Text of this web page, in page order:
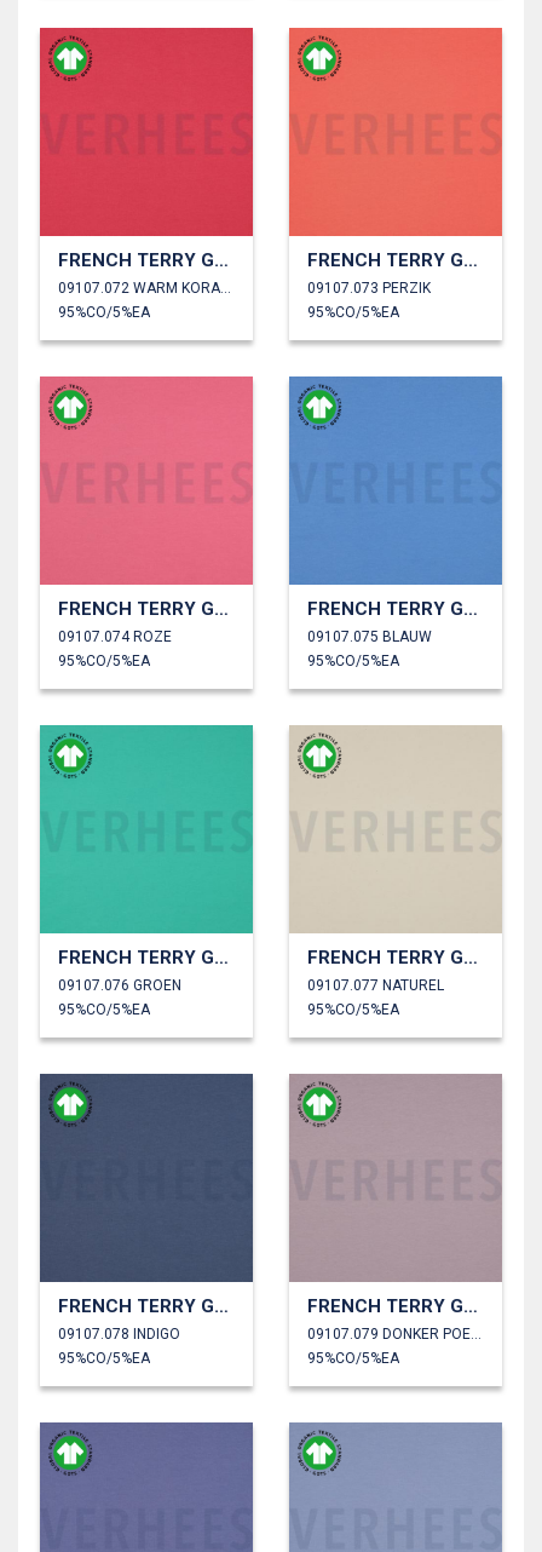
FRENCH TERRY GOTS
09107.072 WARM KORAAL
95%CO/5%EA
FRENCH TERRY GOTS
09107.073 PERZIK
95%CO/5%EA
FRENCH TERRY GOTS
09107.074 ROZE
95%CO/5%EA
FRENCH TERRY GOTS
09107.075 BLAUW
95%CO/5%EA
FRENCH TERRY GOTS
09107.076 GROEN
95%CO/5%EA
FRENCH TERRY GOTS
09107.077 NATUREL
95%CO/5%EA
FRENCH TERRY GOTS
09107.078 INDIGO
95%CO/5%EA
FRENCH TERRY GOTS
09107.079 DONKER POEDER
95%CO/5%EA